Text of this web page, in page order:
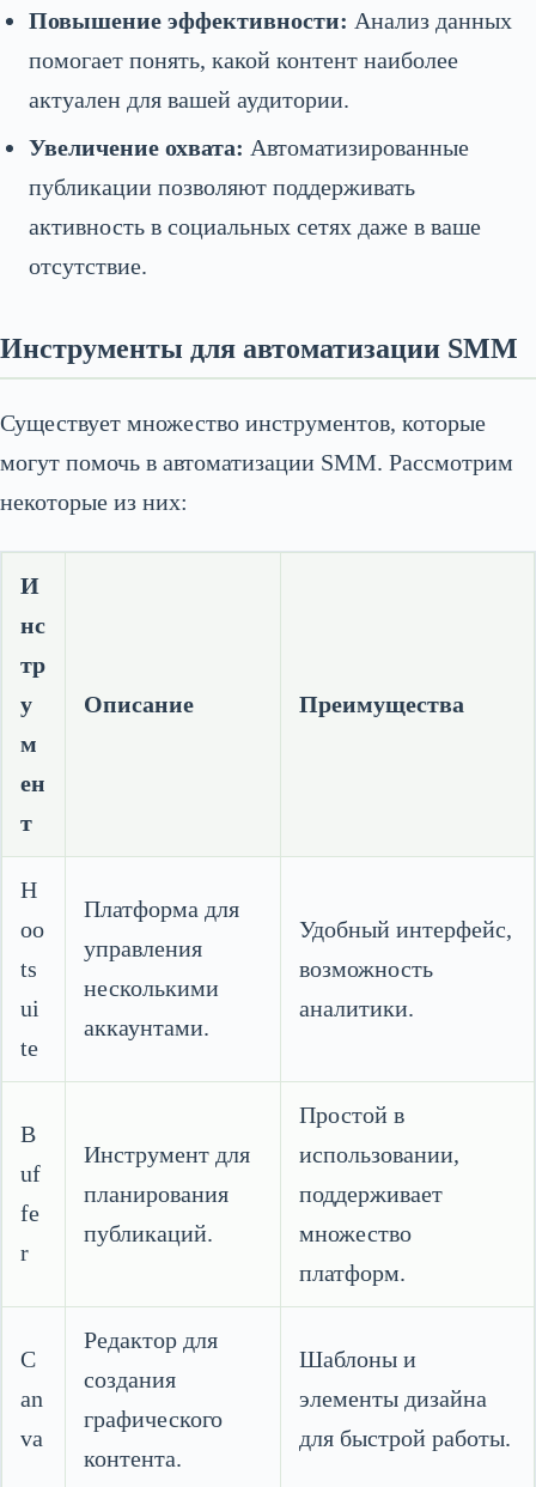
Повышение эффективности: Анализ данных
помогает понять, какой контент наиболее
актуален для вашей аудитории.
Увеличение охвата: Автоматизированные
публикации позволяют поддерживать
активность в социальных сетях даже в ваше
отсутствие.
Инструменты для автоматизации SMM
Существует множество инструментов, которые
могут помочь в автоматизации SMM. Рассмотрим
некоторые из них:
И
нс
тр
у
м
ен
т
Описание Преимущества
H
oo
ts
ui
te
Платформа для
управления
несколькими
аккаунтами.
Удобный интерфейс,
возможность
аналитики.
B
uf
fe
r
Инструмент для
планирования
публикаций.
Простой в
использовании,
поддерживает
множество
платформ.
C
an
va
Редактор для
создания
графического
контента.
Шаблоны и
элементы дизайна
для быстрой работы.